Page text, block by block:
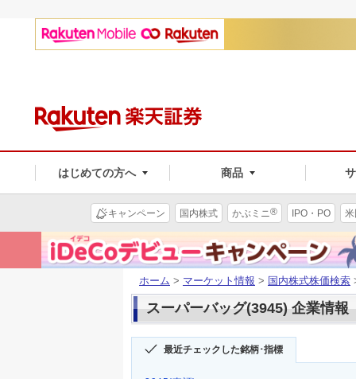
はじめての方へ 商品
キャンペーン 国内株式 かぶミニ® IPO・PO
ホーム > マーケット情報 > 国内株式株価検索
スーパーバッグ(3945) 企業情報
最近チェックした銘柄･指標